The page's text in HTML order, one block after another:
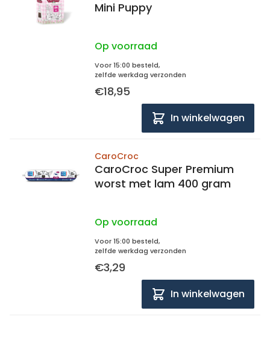
Mini Puppy
Op voorraad
Voor 15:00 besteld,
zelfde werkdag verzonden
€18,95
In winkelwagen
CaroCroc
CaroCroc Super Premium
worst met lam 400 gram
Op voorraad
Voor 15:00 besteld,
zelfde werkdag verzonden
€3,29
In winkelwagen